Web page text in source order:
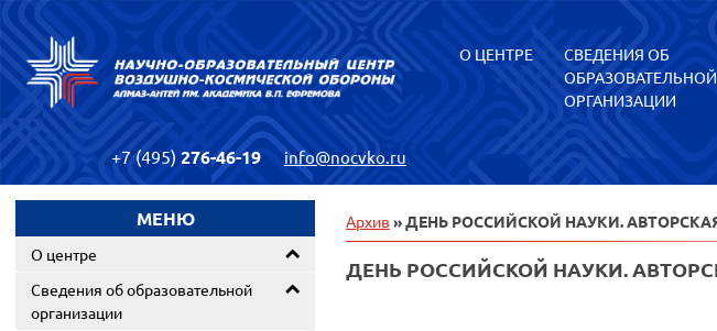
О ЦЕНТРЕ
СВЕДЕНИЯ ОБ
ОБРАЗОВАТЕЛЬНОЙ
ОРГАНИЗАЦИИ
+7 (495) 276-46-19 info@nocvko.ru
МЕНЮ
О центре
Сведения об образовательной
организации
Архив » ДЕНЬ РОССИЙСКОЙ НАУКИ.
ДЕНЬ РОССИЙСКОЙ НАУКИ.